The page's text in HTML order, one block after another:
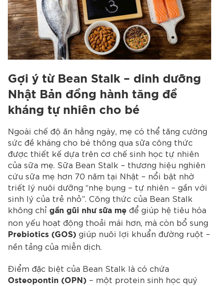
Gợi ý từ Bean Stalk – dinh dưỡng
Nhật Bản đồng hành tăng đề
kháng tự nhiên cho bé
Ngoài chế độ ăn hằng ngày, mẹ có thể tăng cường
sức đề kháng cho bé thông qua sữa công thức
được thiết kế dựa trên cơ chế sinh học tự nhiên
của sữa mẹ. Sữa Bean Stalk – thương hiệu nghiên
cứu sữa mẹ hơn 70 năm tại Nhật – nổi bật nhờ
triết lý nuôi dưỡng “nhẹ bụng – tự nhiên – gần với
sinh lý của trẻ nhỏ”. Công thức của Bean Stalk
không chỉ gần gũi như sữa mẹ để giúp hệ tiêu hóa
non yếu hoạt động thoải mái hơn, mà còn bổ sung
Prebiotics (GOS)giúp nuôi lợi khuẩn đường ruột –
nền tảng của miễn dịch.
Điểm đặc biệt của Bean Stalk là có chứa
Osteopontin (OPN)– một protein sinh học quý